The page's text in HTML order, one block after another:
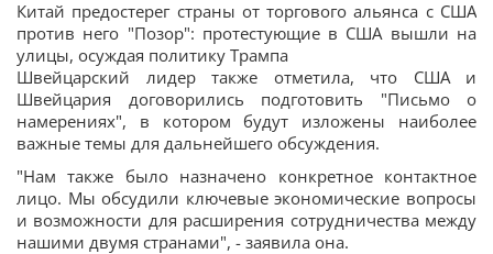
Китай предостерег страны от торгового альянса с США
против него "Позор": протестующие в США вышли на
улицы, осуждая политику Трампа
Швейцарский лидер также отметила, что США и
Швейцария договорились подготовить "Письмо о
намерениях", в котором будут изложены наиболее
важные темы для дальнейшего обсуждения.
"Нам также было назначено конкретное контактное
лицо. Мы обсудили ключевые экономические вопросы
и возможности для расширения сотрудничества между
нашими двумя странами", - заявила она.